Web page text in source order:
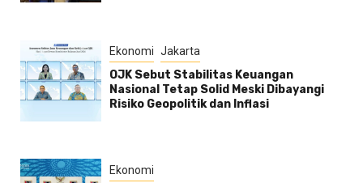
Ekonomi Jakarta
OJK Sebut Stabilitas Keuangan
Nasional Tetap Solid Meski Dibayangi
Risiko Geopolitik dan Inflasi
Ekonomi